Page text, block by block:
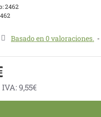
2462
Basado en 0 valoraciones. -
9,55€